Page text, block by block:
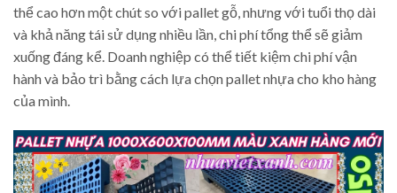
thể cao hơn một chút so với pallet gỗ, nhưng với tuổi thọ dài
và khả năng tái sử dụng nhiều lần, chi phí tổng thể sẽ giảm
xuống đáng kể. Doanh nghiệp có thể tiết kiệm chi phí vận
hành và bảo trì bằng cách lựa chọn pallet nhựa cho kho hàng
của mình.